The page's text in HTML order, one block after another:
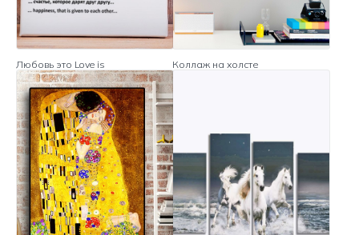
Любовь это Love is Коллаж на холсте